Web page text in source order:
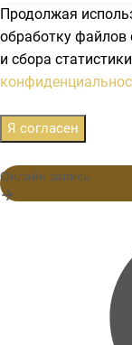
Продолжая
обработку файлов
и сбора
Я согласен